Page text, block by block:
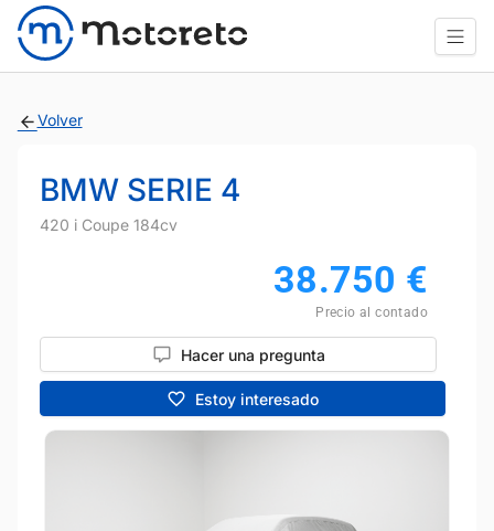
Volver
BMW SERIE 4
420 i Coupe 184cv
38.750 €
Precio al contado
Hacer una pregunta
Estoy interesado